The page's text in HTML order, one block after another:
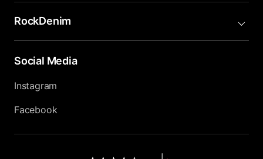
RockDenim
Social Media
Instagram
Facebook